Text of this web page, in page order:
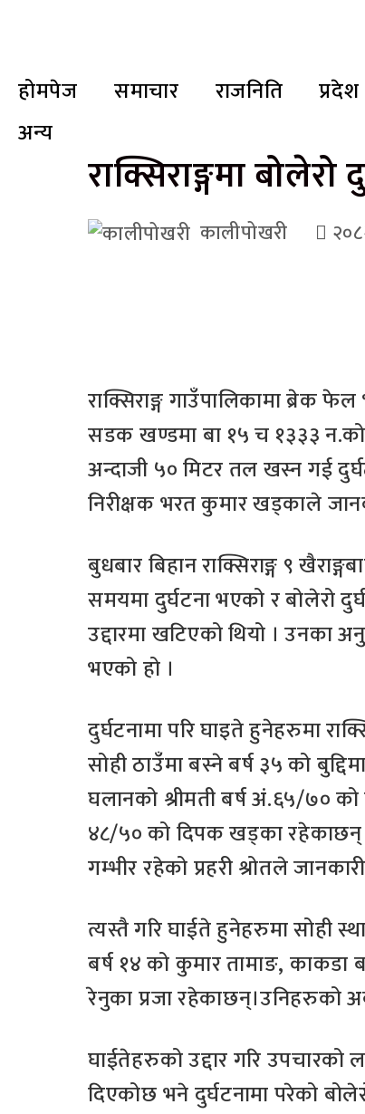
होमपेज समाचार राजनिति प्रदेश
अन्य
राक्सिराङ्गमा
कालीपोखरी
राक्सिराङ्ग गाउँपालिकामा ब्रेक फेल
सडक खण्डमा बा १५ च १३३३
अन्दाजी ५० मिटर तल खस्न गई
निरीक्षक भरत कुमार खड्काले
बुधबार बिहान राक्सिराङ्ग ९
समयमा दुर्घटना भएको र बोलेरो
उद्दारमा खटिएको थियो । उनका
भएको हो ।
दुर्घटनामा परि घाइते हुनेहरुमा
सोही ठाउँमा बस्ने बर्ष ३५ को
घलानको श्रीमती बर्ष अं.६५/७०
४८/५० को दिपक खड्का
गम्भीर रहेको प्रहरी श्रोतले
त्यस्तै गरि घाईते हुनेहरुमा सोही
बर्ष १४ को कुमार तामाङ, काकडा
रेनुका प्रजा रहेकाछन्।उनिहरुको
घाईतेहरुको उद्दार गरि उपचारको
दिएकोछ भने दुर्घटनामा परेको